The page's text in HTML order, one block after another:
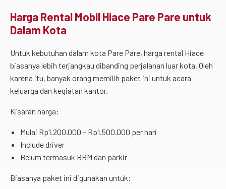
Harga Rental Mobil Hiace Pare Pare untuk
Dalam Kota
Untuk kebutuhan dalam kota Pare Pare, harga rental Hiace
biasanya lebih terjangkau dibanding perjalanan luar kota. Oleh
karena itu, banyak orang memilih paket ini untuk acara
keluarga dan kegiatan kantor.
Kisaran harga:
Mulai Rp1.200.000 – Rp1.500.000 per hari
Include driver
Belum termasuk BBM dan parkir
Biasanya paket ini digunakan untuk: